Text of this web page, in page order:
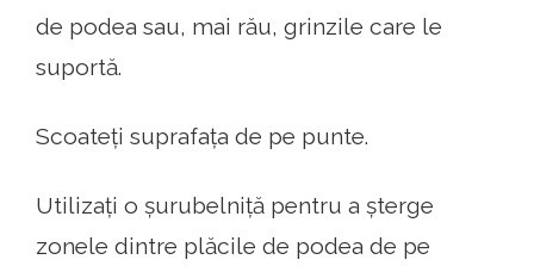
de podea sau, mai rău, grinzile care le
suportă.
Scoateți suprafața de pe punte.
Utilizați o șurubelniță pentru a șterge
zonele dintre plăcile de podea de pe